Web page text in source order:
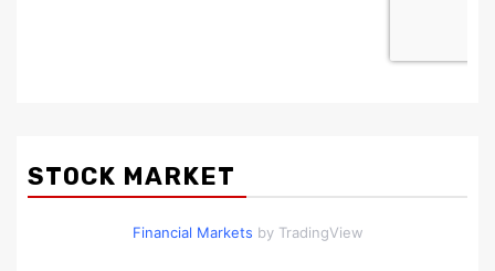
STOCK MARKET
Financial Markets by TradingView